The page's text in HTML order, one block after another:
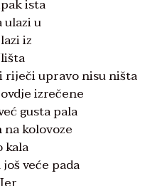
ista
ulazi u
iz
riječi upravo nisu ništa
izrečene
gusta pala
kolovoze
kala
veće pada